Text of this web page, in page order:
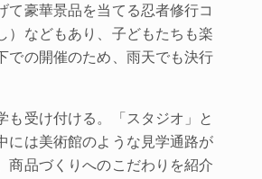
て豪華景品を当てる忍者修行コ
）などもあり、子どもたちも楽
での開催のため、雨天でも決行
受け付ける。「スタジオ」と
には美術館のような見学通路が
商品づくりへのこだわりを紹介